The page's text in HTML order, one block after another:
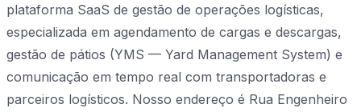
plataforma SaaS de gestão de operações logísticas,
especializada em agendamento de cargas e descargas,
gestão de pátios (YMS — Yard Management System) e
comunicação em tempo real com transportadoras e
parceiros logísticos. Nosso endereço é Rua Engenheiro